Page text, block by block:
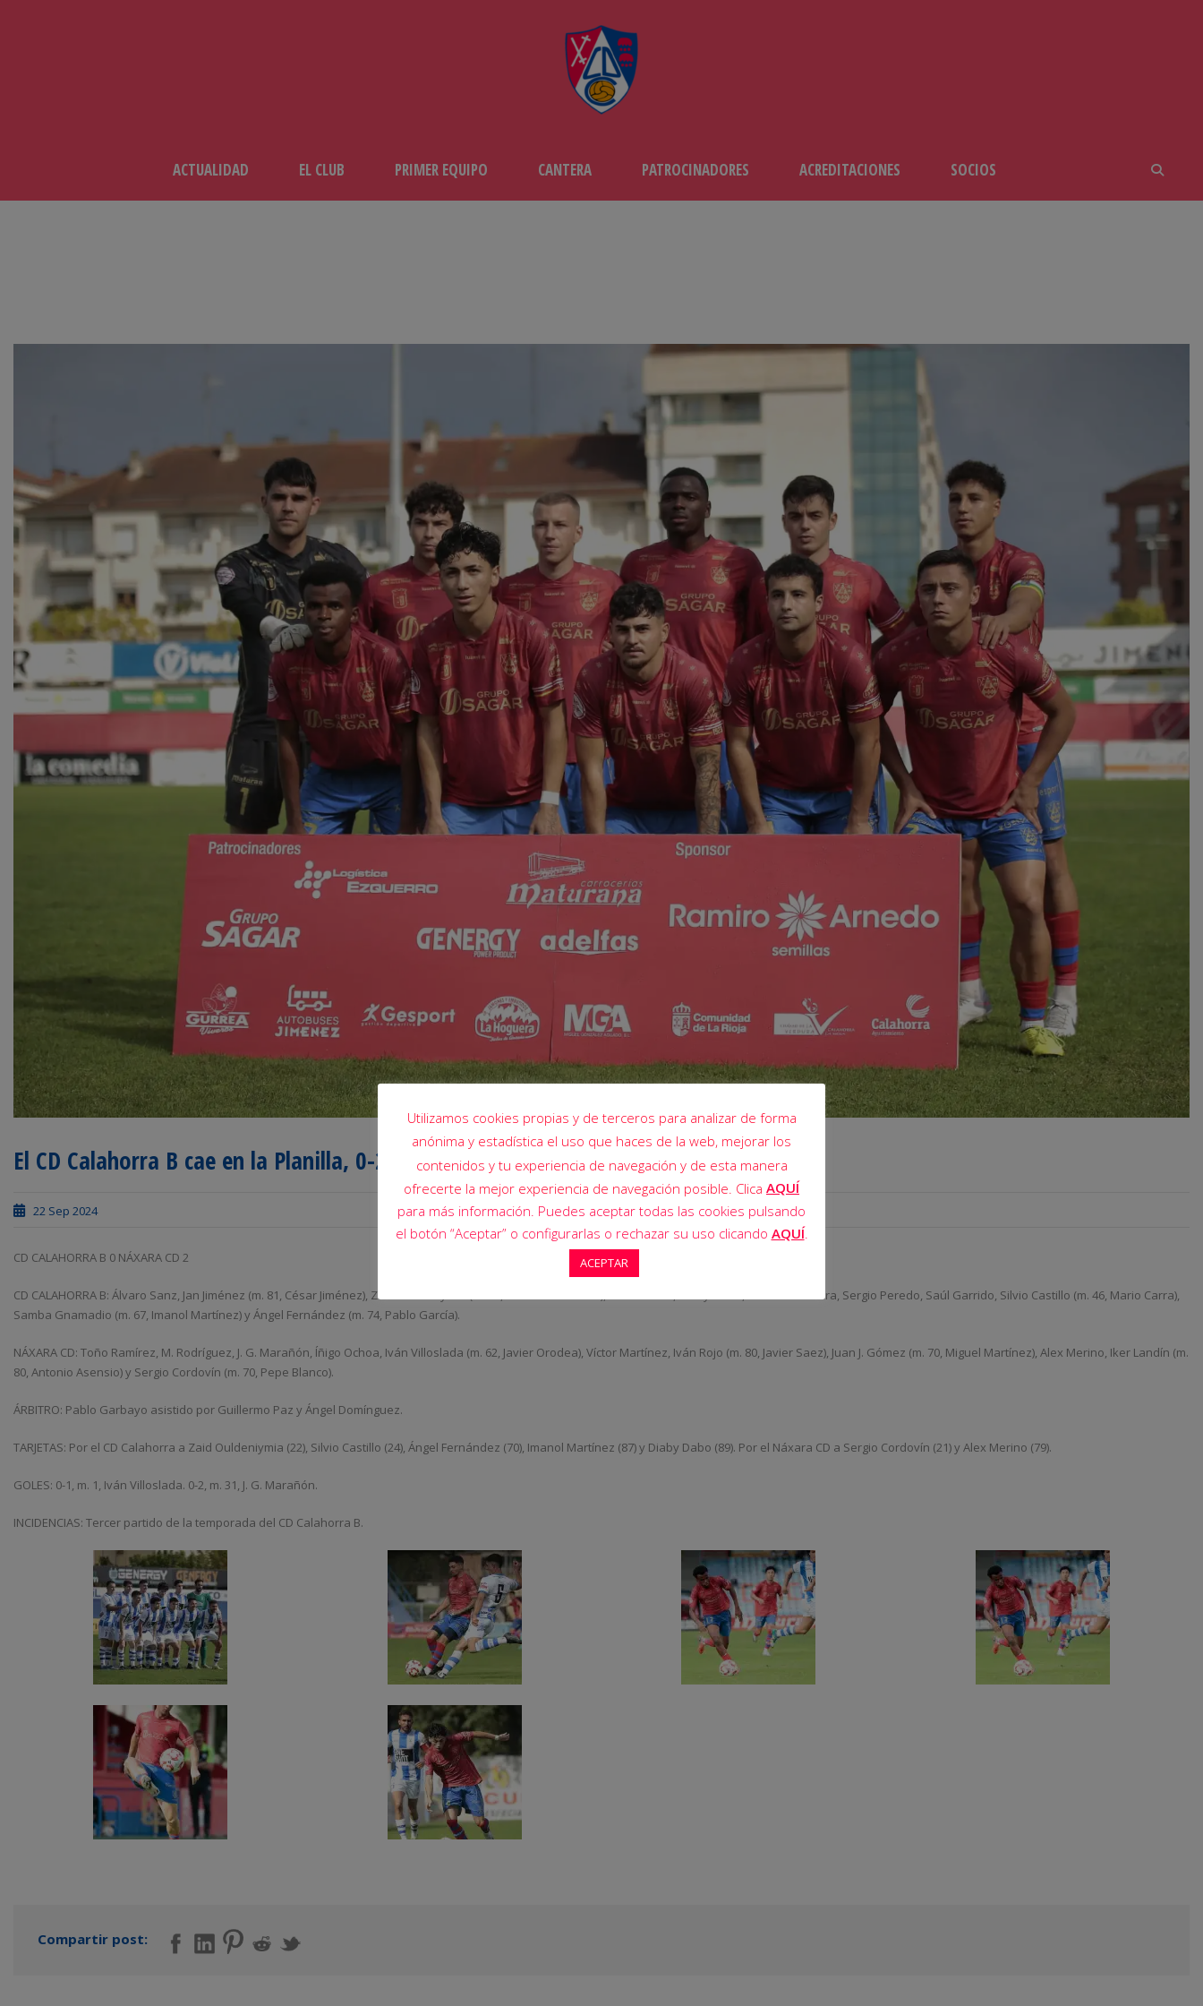
ACTUALIDAD EL CLUB PRIMER EQUIPO CANTERA PATROCINADORES ACREDITACIONES SOCIOS
El CD Calahorra B cae en la Planilla, 0-2, frente al Náxara CD
22 Sep 2024
CD CALAHORRA B 0 NÁXARA CD 2
CD CALAHORRA B: Álvaro Sanz, Jan Jiménez (m. 81, César Jiménez), Zaid Ouldeniymia (M. 46, Anas Abdulsalam), Raúl Muñoz, Diaby Dabo, Álvaro Alcántara, Sergio Peredo, Saúl Garrido, Silvio Castillo (m. 46, Mario Carra),
Samba Gnamadio (m. 67, Imanol Martínez) y Ángel Fernández (m. 74, Pablo García).
NÁXARA CD: Toño Ramírez, M. Rodríguez, J. G. Marañón, Íñigo Ochoa, Iván Villoslada (m. 62, Javier Orodea), Víctor Martínez, Iván Rojo (m. 80, Javier Saez), Juan J. Gómez (m. 70, Miguel Martínez), Alex Merino, Iker Landín (m.
80, Antonio Asensio) y Sergio Cordovín (m. 70, Pepe Blanco).
ÁRBITRO: Pablo Garbayo asistido por Guillermo Paz y Ángel Domínguez.
TARJETAS: Por el CD Calahorra a Zaid Ouldeniymia (22), Silvio Castillo (24), Ángel Fernández (70), Imanol Martínez (87) y Diaby Dabo (89). Por el Náxara CD a Sergio Cordovín (21) y Alex Merino (79).
GOLES: 0-1, m. 1, Iván Villoslada. 0-2, m. 31, J. G. Marañón.
INCIDENCIAS: Tercer partido de la temporada del CD Calahorra B.
Compartir post:
Utilizamos cookies propias y de terceros para analizar de forma
anónima y estadística el uso que haces de la web, mejorar los
contenidos y tu experiencia de navegación y de esta manera
ofrecerte la mejor experiencia de navegación posible. Clica AQUÍ
para más información. Puedes aceptar todas las cookies pulsando
el botón “Aceptar” o configurarlas o rechazar su uso clicando AQUÍ.
ACEPTAR